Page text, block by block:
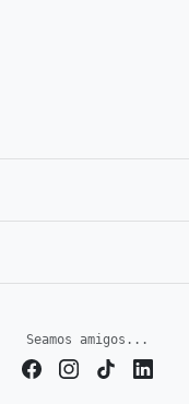
Seamos amigos...